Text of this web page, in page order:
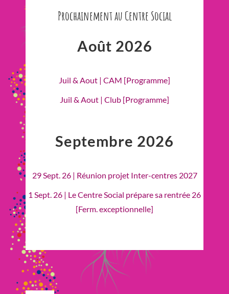
Prochainement au Centre Social
Août 2026
Juil & Aout | CAM [Programme]
Juil & Aout | Club [Programme]
Septembre 2026
29 Sept. 26 | Réunion projet Inter-centres 2027
1 Sept. 26 | Le Centre Social prépare sa rentrée 26
[Ferm. exceptionnelle]